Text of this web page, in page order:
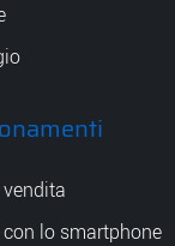
lo smartphone